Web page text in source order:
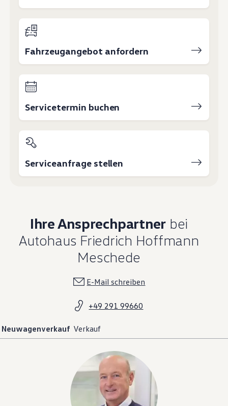
Fahrzeugangebot anfordern
Servicetermin buchen
Serviceanfrage stellen
Ihre Ansprechpartner bei
Autohaus Friedrich Hoffmann
Meschede
E-Mail schreiben
+49 291 99660
Neuwagenverkauf Verkauf